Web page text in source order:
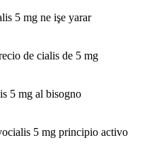
5 mg ne işe yarar
de cialis de 5 mg
5 mg al bisogno
cialis 5 mg principio activo